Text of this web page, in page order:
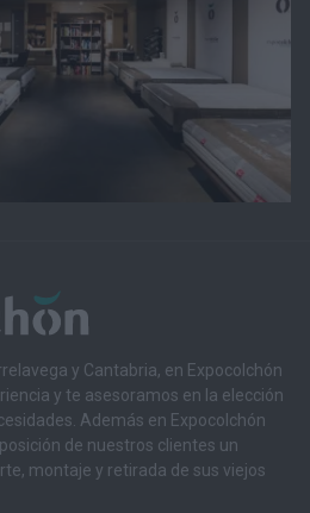
y Cantabria, en Expocolchón
y te asesoramos en la elección
Además en Expocolchón
de nuestros clientes un
montaje y retirada de sus viejos